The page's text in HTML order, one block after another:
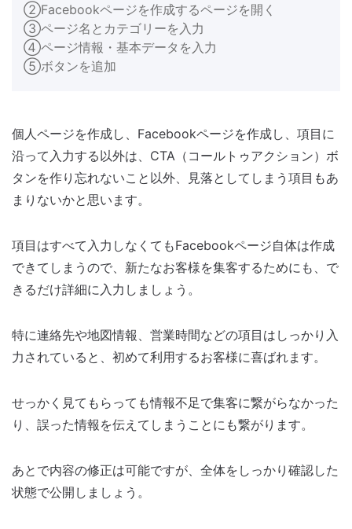
②Facebookページを作成するページを開く
③ページ名とカテゴリーを入力
④ページ情報・基本データを入力
⑤ボタンを追加
個人ページを作成し、Facebookページを作成し、項目に
沿って入力する以外は、CTA（コールトゥアクション）ボ
タンを作り忘れないこと以外、見落としてしまう項目もあ
まりないかと思います。
項目はすべて入力しなくてもFacebookページ自体は作成
できてしまうので、新たなお客様を集客するためにも、で
きるだけ詳細に入力しましょう。
特に連絡先や地図情報、営業時間などの項目はしっかり入
力されていると、初めて利用するお客様に喜ばれます。
せっかく見てもらっても情報不足で集客に繋がらなかった
り、誤った情報を伝えてしまうことにも繋がります。
あとで内容の修正は可能ですが、全体をしっかり確認した
状態で公開しましょう。